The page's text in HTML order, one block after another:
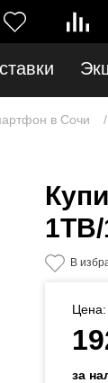
в Сочи
В
Цена:
за